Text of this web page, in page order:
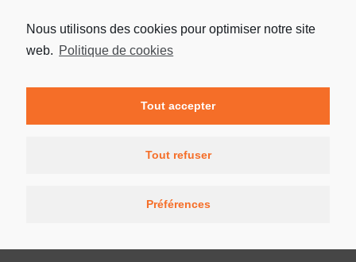
Nous utilisons des cookies pour optimiser notre site
web. Politique de cookies
Tout accepter
Tout refuser
Préférences